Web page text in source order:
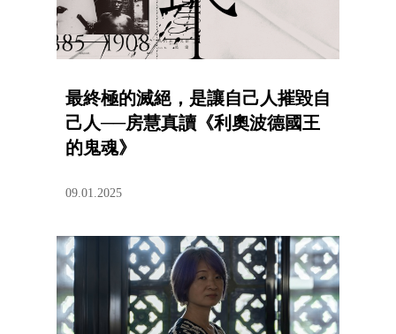
最終極的滅絕，是讓自己人摧毀自
己人──房慧真讀《利奧波德國王
的鬼魂》
09.01.2025